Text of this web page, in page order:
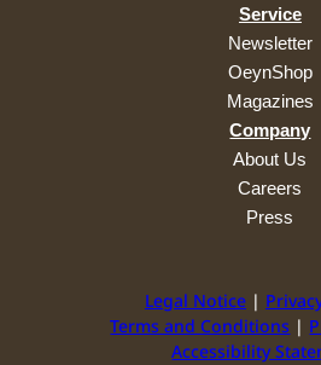
Service
Newsletter
OeynShop
Magazines
Company
About Us
Careers
Press
Legal Notice
Terms and Conditions
Accessibility